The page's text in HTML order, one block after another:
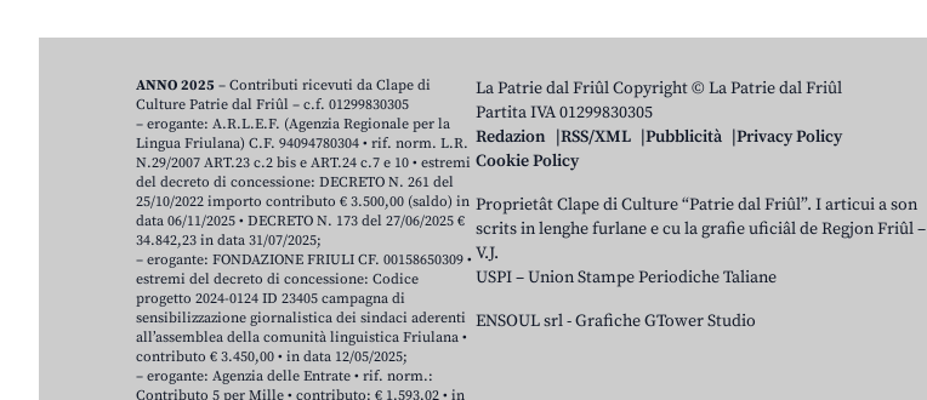
La Patrie dal Friûl Copyright © La Patrie dal Friûl
Partita IVA 01299830305
Redazion
RSS/XML Pubblicità
Privacy Policy
Cookie Policy
Proprietât Clape di Culture “Patrie dal Friûl”. I articui a son
scrits in lenghe furlane e cu la grafie uficiâl de Regjon Friûl –
V.J.
USPI – Union Stampe Periodiche Taliane
ENSOUL srl-Grafiche GTower Studio
ANNO 2025 – Contributi ricevuti da Clape di
Culture Patrie dal Friûl – c.f. 01299830305
– erogante: A.R.L.E.F. (Agenzia Regionale per la
Lingua Friulana) C.F. 94094780304 • rif. norm. L.R.
N.29/2007 ART.23 c.2 bis e ART.24 c.7 e 10 • estremi
del decreto di concessione: DECRETO N. 261 del
25/10/2022 importo contributo € 3.500,00 (saldo) in
data 06/11/2025 • DECRETO N. 173 del 27/06/2025 €
34.842,23 in data 31/07/2025;
– erogante: FONDAZIONE FRIULI CF. 00158650309 •
estremi del decreto di concessione: Codice
progetto 2024-0124 ID 23405 campagna di
sensibilizzazione giornalistica dei sindaci aderenti
all’assemblea della comunità linguistica Friulana •
contributo € 3.450,00 • in data 12/05/2025;
– erogante: Agenzia delle Entrate • rif. norm.:
Contributo 5 per Mille • contributo: € 1.593,02 • in